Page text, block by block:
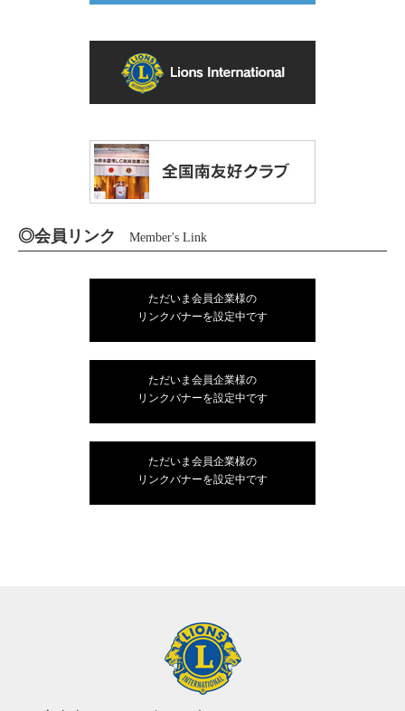
◎会員リンク Member's Link
ただいま会員企業様の
リンクバナーを設定中です
ただいま会員企業様の
リンクバナーを設定中です
ただいま会員企業様の
リンクバナーを設定中です